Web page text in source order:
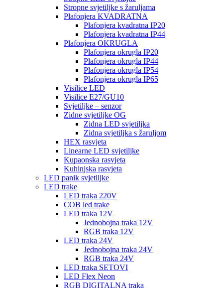
Stropne svjetiljke s žaruljama
Plafonjera KVADRATNA
Plafonjera kvadratna IP20
Plafonjera kvadratna IP44
Plafonjera OKRUGLA
Plafonjera okrugla IP20
Plafonjera okrugla IP44
Plafonjera okrugla IP54
Plafonjera okrugla IP65
Visilice LED
Visilice E27/GU10
Svjetiljke – senzor
Zidne svjetiljke OG
Zidna LED svjetiljka
Zidna svjetiljka s žaruljom
HEX rasvjeta
Linearne LED svjetiljke
Kupaonska rasvjeta
Kuhinjska rasvjeta
LED panik svjetiljke
LED trake
LED traka 220V
COB led trake
LED traka 12V
Jednobojna traka 12V
RGB traka 12V
LED traka 24V
Jednobojna traka 24V
RGB traka 24V
LED traka SETOVI
LED Flex Neon
RGB DIGITALNA traka